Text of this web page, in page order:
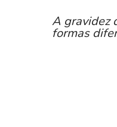
A gravidez
formas